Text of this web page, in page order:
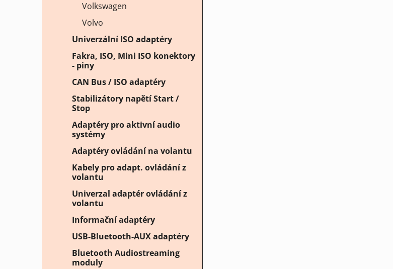
Volkswagen
Volvo
Univerzální ISO adaptéry
Fakra, ISO, Mini ISO konektory
- piny
CAN Bus / ISO adaptéry
Stabilizátory napětí Start /
Stop
Adaptéry pro aktivní audio
systémy
Adaptéry ovládání na volantu
Kabely pro adapt. ovládání z
volantu
Univerzal adaptér ovládání z
volantu
Informační adaptéry
USB-Bluetooth-AUX adaptéry
Bluetooth Audiostreaming
moduly